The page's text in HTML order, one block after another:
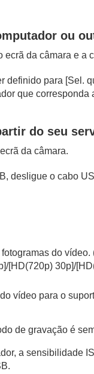
focagem
exposição/
ISO
de avanço
com uma
de imagem e o
fixa/filme)
do monitor
a
para um
ou
ecrã da câmara e a
definido para [Sel.
que
do seu
da câmara.
desligue o cabo
do vídeo.
/[HD(720p) 30p]/
vídeo para o
de gravação é
a sensibilidade